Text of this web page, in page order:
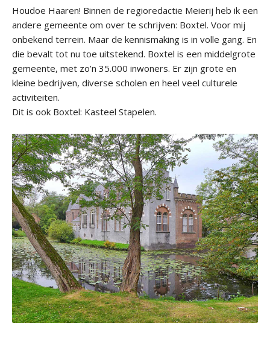
Houdoe Haaren! Binnen de regioredactie Meierij heb ik een
andere gemeente om over te schrijven: Boxtel. Voor mij
onbekend terrein. Maar de kennismaking is in volle gang. En
die bevalt tot nu toe uitstekend. Boxtel is een middelgrote
gemeente, met zo’n 35.000 inwoners. Er zijn grote en
kleine bedrijven, diverse scholen en heel veel culturele
activiteiten.
Dit is ook Boxtel: Kasteel Stapelen.